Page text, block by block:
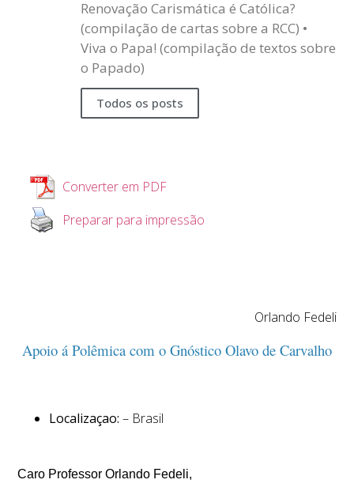
Renovação Carismática é Católica?
(compilação de cartas sobre a RCC) •
Viva o Papa! (compilação de textos sobre
o Papado)
Todos os posts
Converter em PDF
Preparar para impressão
Orlando Fedeli
Apoio á Polêmica com o Gnóstico Olavo de Carvalho
Localizaçao: – Brasil
Caro Professor Orlando Fedeli,